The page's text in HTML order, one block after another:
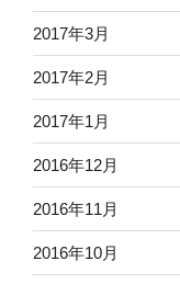
2017年3月
2017年2月
2017年1月
2016年12月
2016年11月
2016年10月